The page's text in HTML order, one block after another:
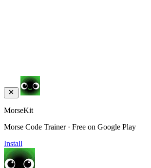
MorseKit
Morse Code Trainer · Free on Google Play
Install